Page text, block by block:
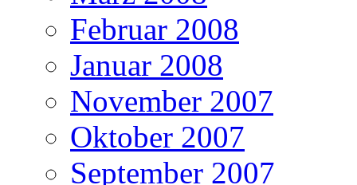
Februar 2008
Januar 2008
November 2007
Oktober 2007
September 2007